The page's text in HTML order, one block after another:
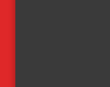
أنها تزيد من
في وقت تفتقر
سياسي واضح